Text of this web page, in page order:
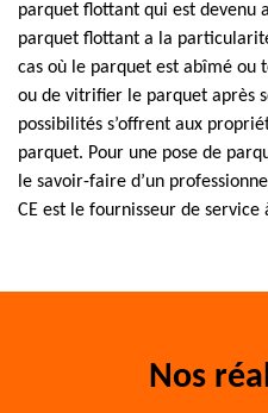
parquet flottant qui est devenu
parquet flottant a la
cas où le parquet est abîmé ou
ou de vitrifier le parquet après
possibilités s’offrent aux
parquet. Pour une pose de
le savoir-faire d’un
CE est le fournisseur de service
Nos